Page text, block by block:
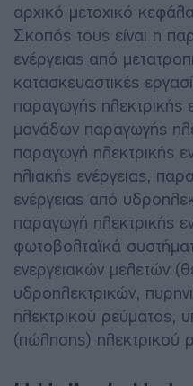
αρχικό μετοχικό
Σκοπός τους είναι η
ενέργειας από
κατασκευαστικές
παραγωγής ηλεκτρικής
μονάδων παραγωγής
παραγωγή ηλεκτρικής
ηλιακής ενέργειας,
ενέργειας από
παραγωγή ηλεκτρικής
φωτοβολταϊκά
ενεργειακών μελετών
υδροηλεκτρικών,
ηλεκτρικού ρεύματος,
(πώλησης) ηλεκτρικού